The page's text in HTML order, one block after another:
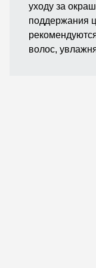
уходу за
поддержания
волос,